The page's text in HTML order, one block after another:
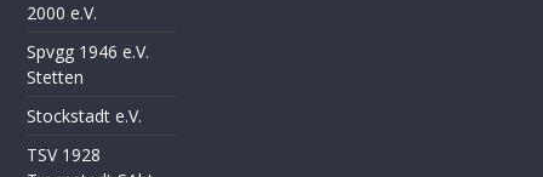
2000 e.V.
Spvgg 1946 e.V.
Stetten
Stockstadt e.V.
TSV 1928